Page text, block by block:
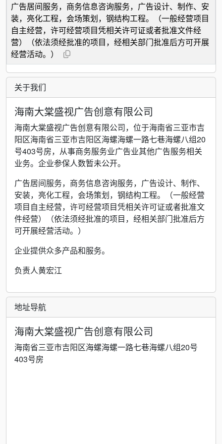
广告居间服务，商务信息咨询服务，广告设计、制作、安
装，亮化工程，会场策划，钢结构工程。（一般经营项目
自主经营，许可经营项目凭相关许可证或者批准文件经
营）（依法须经批准的项目，经相关部门批准后方可开展
经营活动。）
关于我们
海南大棠盛视广告创意有限公司
海南大棠盛视广告创意有限公司，位于海南省三亚市吉
阳区海南省三亚市吉阳区海螺海螺一路七巷海螺八组20
号403号房，从事商务服务业广告业其他广告服务相关
业务。企业参保人数暂未公开。
广告居间服务，商务信息咨询服务，广告设计、制作、
安装，亮化工程，会场策划，钢结构工程。（一般经营
项目自主经营，许可经营项目凭相关许可证或者批准文
件经营）（依法须经批准的项目，经相关部门批准后方
可开展经营活动。）
企业提供众多产品和服务。
负责人黄宏江
地址导航
海南大棠盛视广告创意有限公司
海南省三亚市吉阳区海螺海螺一路七巷海螺八组20号
403号房